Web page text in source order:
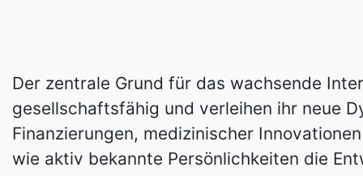
Der zentrale Grund für das wachsende
gesellschaftsfähig und verleihen ihr neue
Finanzierungen, medizinischer
wie aktiv bekannte Persönlichkeiten die